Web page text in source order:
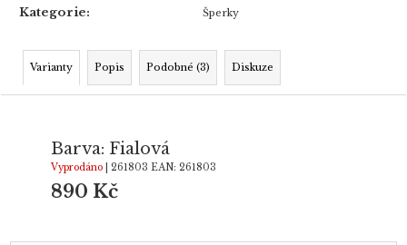
Kategorie: Šperky
Varianty Popis Podobné (3) Diskuze
Barva: Fialová
Vyprodáno | 261803EAN: 261803
890 Kč